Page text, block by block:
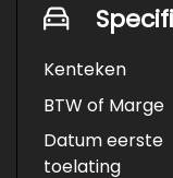
Kenteken
BTW of Marge
Datum eerste
toelating